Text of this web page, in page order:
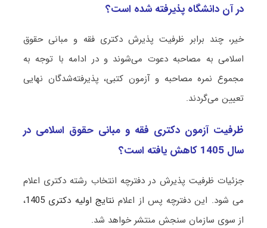
در آن دانشگاه پذیرفته شده است؟
خیر، چند برابر ظرفیت پذیرش دکتری ﻓﻘﻪ و ﻣﺒﺎنی ﺣﻘﻮق
اﺳﻼمی به مصاحبه دعوت می‌شوند و در ادامه با توجه به
مجموع نمره مصاحبه و آزمون کتبی، پذیرفته‌شدگان نهایی
تعیین می‌گردند.
ظرفیت آزمون دکتری ﻓﻘﻪ و ﻣﺒﺎنی ﺣﻘﻮق اﺳﻼمی در
سال 1405 کاهش یافته است؟
جزئیات ظرفیت پذیرش در دفترچه انتخاب رشته دکتری اعلام
می شود. این دفترچه پس از اعلام نتایج اولیه دکتری 1405
،
از سوی سازمان سنجش منتشر خواهد شد.